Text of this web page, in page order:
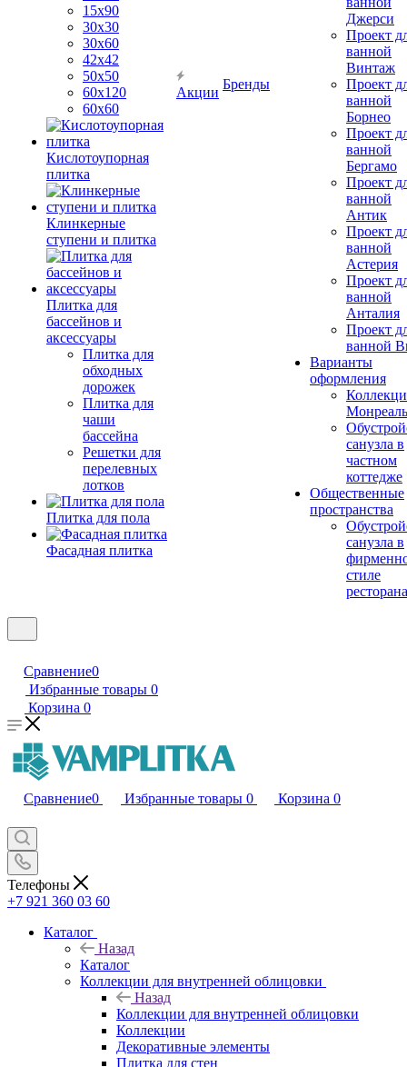
15x90
30х30
30х60
42х42
50х50
60х120
60х60
Кислотоупорная
плитка
Клинкерные
ступени и плитка
Плитка для
бассейнов и
аксессуары
Плитка для
обходных
дорожек
Плитка для
чаши
бассейна
Решетки для
перелевных
лотков
Плитка для пола
Фасадная плитка
Акции
Бренды
Джерси
Проект
ванной
Винтаж
Проект
ванной
Борнео
Проект
ванной
Бергамо
Проект
ванной
Антик
Проект
ванной
Астерия
Проект
ванной
Анталия
Проект
ванной
Варианты
оформления
Монреаль
санузла в
частном
коттедже
Общественные
пространства
санузла в
стиле
ресторана
Сравнение0
Избранные товары 0
Корзина 0
Сравнение0 Избранные товары 0 Корзина 0
Телефоны
+7 921 360 03 60
Каталог
Назад
Каталог
Коллекции для внутренней облицовки
Назад
Коллекции для внутренней облицовки
Коллекции
Декоративные элементы
Плитка для стен